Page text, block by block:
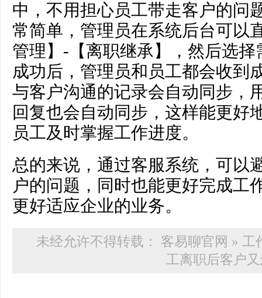
中，不用担心员工带走客户的问
常简单，管理员在系统后台可以
管理】-【离职继承】，然后选
成功后，管理员和员工都会收到
与客户沟通的记录会自动同步，
回复也会自动同步，这样能更好
员工及时掌握工作进度。
总的来说，通过客服系统，可以
户的问题，同时也能更好完成工
更好适应企业的业务。
未经允许不得转载： 客易聊官网 » 工
工离职后客户